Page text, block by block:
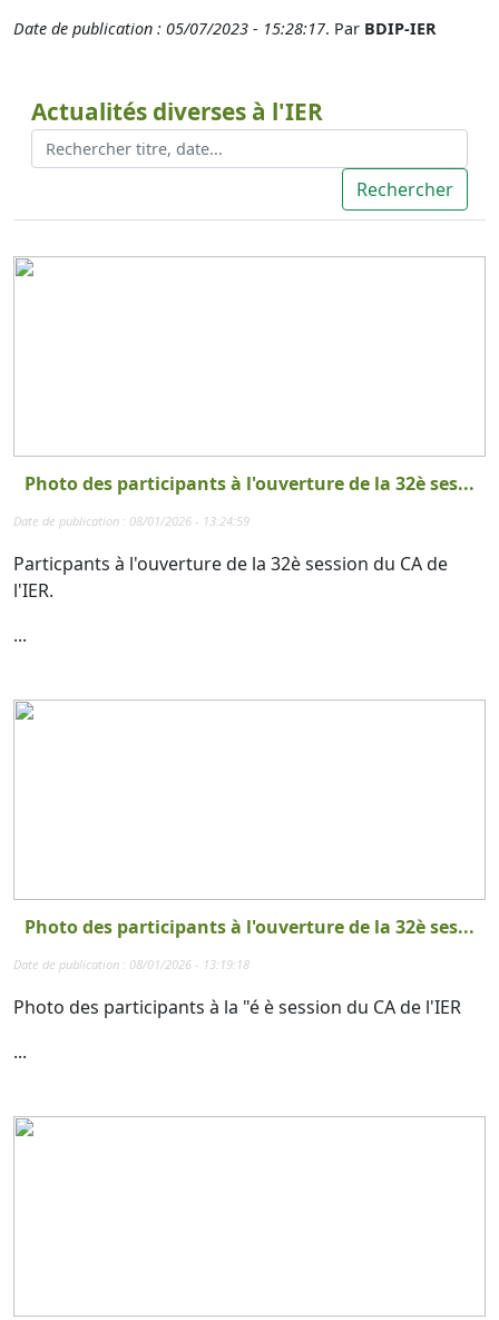
Date de publication : 05/07/2023 - 15:28:17. Par BDIP-IER
Actualités diverses à l'IER
Photo des participants à l'ouverture de la 32è ses...
Date de publication : 08/01/2026 - 13:24:59
Particpants à l'ouverture de la 32è session du CA de
l'IER.
...
Photo des participants à l'ouverture de la 32è ses...
Date de publication : 08/01/2026 - 13:19:18
Photo des participants à la "é è session du CA de l'IER
...